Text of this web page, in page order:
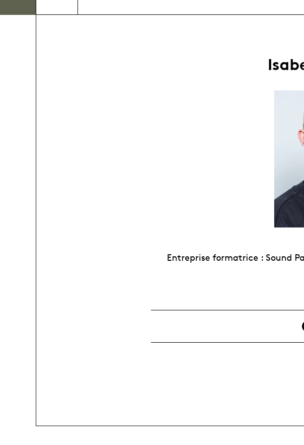
Entreprise formatrice : Sound